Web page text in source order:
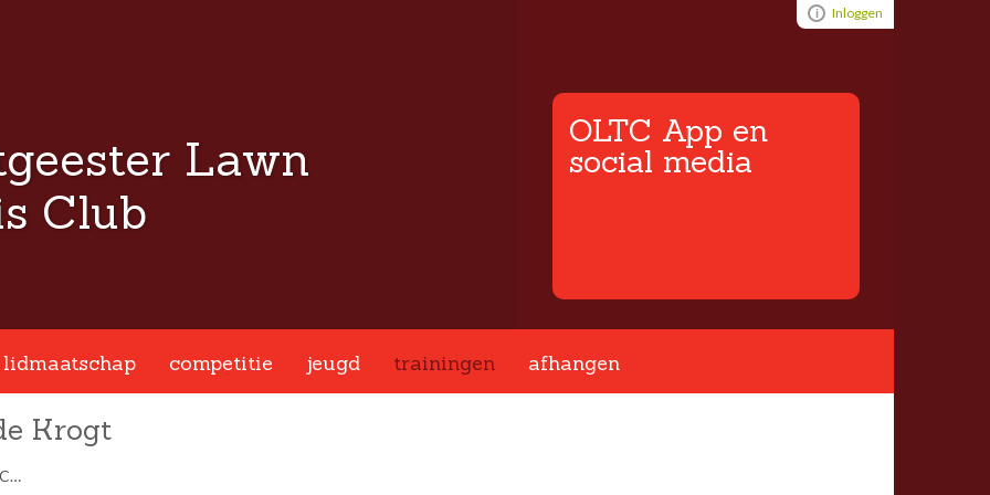
Visual ClubWeb
Inloggen
OLTC App en
social media
Lawn
Club
lidmaatschap competitie jeugd trainingen afhangen
Krogt